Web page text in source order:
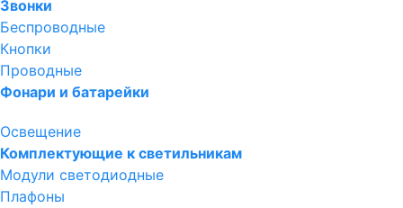
Звонки
Беспроводные
Кнопки
Проводные
Фонари и батарейки
Освещение
Комплектующие к светильникам
Модули светодиодные
Плафоны